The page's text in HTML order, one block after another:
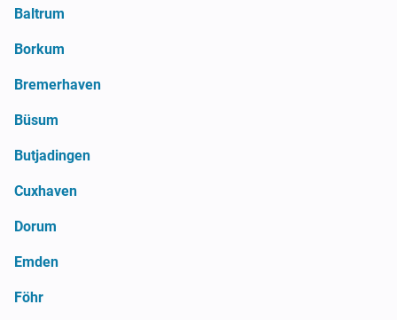
Baltrum
Borkum
Bremerhaven
Büsum
Butjadingen
Cuxhaven
Dorum
Emden
Föhr